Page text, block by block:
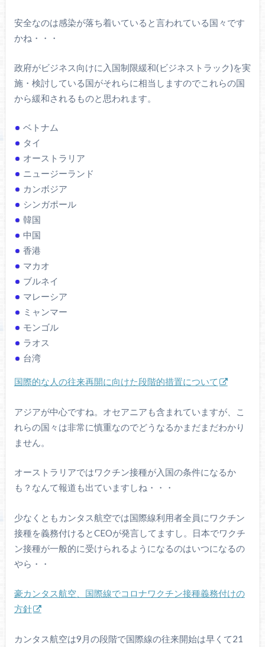
安全なのは感染が落ち着いていると言われている国々です
かね・・・
政府がビジネス向けに入国制限緩和(ビジネストラック)を実
施・検討している国がそれらに相当しますのでこれらの国
から緩和されるものと思われます。
ベトナム
タイ
オーストラリア
ニュージーランド
カンボジア
シンガポール
韓国
中国
香港
マカオ
ブルネイ
マレーシア
ミャンマー
モンゴル
ラオス
台湾
国際的な人の往来再開に向けた段階的措置について
アジアが中心ですね。オセアニアも含まれていますが、こ
れらの国々は非常に慎重なのでどうなるかまだまだわかり
ません。
オーストラリアではワクチン接種が入国の条件になるか
も？なんて報道も出ていますしね・・・
少なくともカンタス航空では国際線利用者全員にワクチン
接種を義務付けるとCEOが発言してますし。日本でワクチ
ン接種が一般的に受けられるようになるのはいつになるの
やら・・
豪カンタス航空、国際線でコロナワクチン接種義務付けの
方針
カンタス航空は9月の段階で国際線の往来開始は早くて21